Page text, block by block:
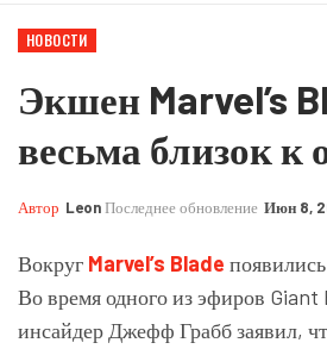
НОВОСТИ
Экшен Marvel’s
весьма близок к
Автор LeonПоследнее обновление Июн 8,
Вокруг Marvel’s Blade
Во время одного из эфиров
инсайдер Джефф Грабб заявил,